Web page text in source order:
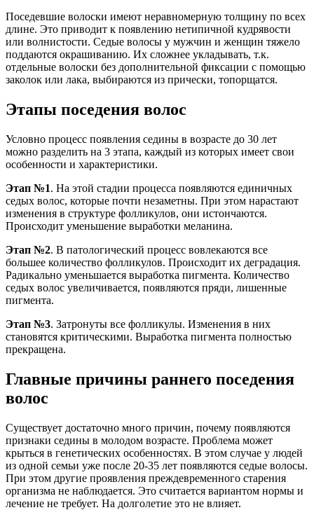
Поседевшие волоски имеют неравномерную толщину по всех
длине. Это приводит к появлению нетипичной кудрявости
или волнистости. Седые волосы у мужчин и женщин тяжело
поддаются окрашиванию. Их сложнее укладывать, т.к.
отдельные волоски без дополнительной фиксации с помощью
заколок или лака, выбираются из прически, топорщатся.
Этапы поседения волос
Условно процесс появления седины в возрасте до 30 лет
можно разделить на 3 этапа, каждый из которых имеет свои
особенности и характеристики.
Этап №1. На этой стадии процесса появляются единичных
седых волос, которые почти незаметны. При этом нарастают
изменения в структуре фолликулов, они истончаются.
Происходит уменьшение выработки меланина.
Этап №2. В патологический процесс вовлекаются все
большее количество фолликулов. Происходит их деградация.
Радикально уменьшается выработка пигмента. Количество
седых волос увеличивается, появляются пряди, лишенные
пигмента.
Этап №3. Затронуты все фолликулы. Изменения в них
становятся критическими. Выработка пигмента полностью
прекращена.
Главные причины раннего поседения
волос
Существует достаточно много причин, почему появляются
признаки седины в молодом возрасте. Проблема может
крыться в генетических особенностях. В этом случае у людей
из одной семьи уже после 20-35 лет появляются седые волосы.
При этом другие проявления преждевременного старения
организма не наблюдается. Это считается вариантом нормы и
лечение не требует. На долголетие это не влияет.